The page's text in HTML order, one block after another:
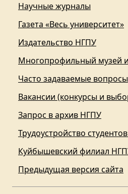
Научные журналы
Газета «Весь университет»
Издательство НГПУ
Многопрофильный музей
Часто задаваемые вопросы
Вакансии (конкурсы и
Запрос в архив НГПУ
Трудоустройство
Куйбышевский филиал
Предыдущая версия сайта